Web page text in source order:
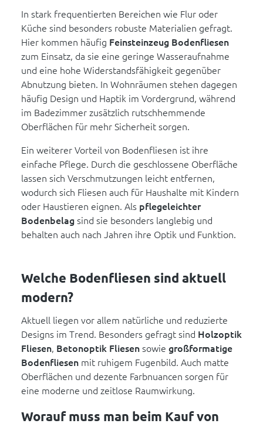
In stark frequentierten Bereichen wie Flur oder
Küche sind besonders robuste Materialien gefragt.
Hier kommen häufig Feinsteinzeug Bodenfliesen
zum Einsatz, da sie eine geringe Wasseraufnahme
und eine hohe Widerstandsfähigkeit gegenüber
Abnutzung bieten. In Wohnräumen stehen dagegen
häufig Design und Haptik im Vordergrund, während
im Badezimmer zusätzlich rutschhemmende
Oberflächen für mehr Sicherheit sorgen.
Ein weiterer Vorteil von Bodenfliesen ist ihre
einfache Pflege. Durch die geschlossene Oberfläche
lassen sich Verschmutzungen leicht entfernen,
wodurch sich Fliesen auch für Haushalte mit Kindern
oder Haustieren eignen. Als pflegeleichter
Bodenbelagsind sie besonders langlebig und
behalten auch nach Jahren ihre Optik und Funktion.
Welche Bodenfliesen sind aktuell
modern?
Aktuell liegen vor allem natürliche und reduzierte
Designs im Trend. Besonders gefragt sind Holzoptik
Fliesen, Betonoptik Fliesensowie großformatige
Bodenfliesen mit ruhigem Fugenbild. Auch matte
Oberflächen und dezente Farbnuancen sorgen für
eine moderne und zeitlose Raumwirkung.
Worauf muss man beim Kauf von